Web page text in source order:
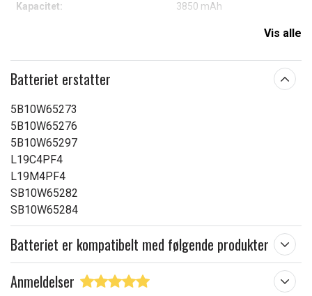
Kapacitet: 3850 mAh
Vis alle
Batteriet erstatter
5B10W65273
5B10W65276
5B10W65297
L19C4PF4
L19M4PF4
SB10W65282
SB10W65284
Batteriet er kompatibelt med følgende produkter
Anmeldelser